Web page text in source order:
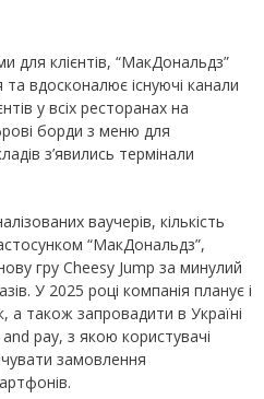
клієнтів, “МакДональдз”
вдосконалює існуючі канали
у всіх ресторанах на
борди з меню для
з’явились термінали
ваучерів, кількість
“МакДональдз”,
гру Cheesy Jump за минулий
У 2025 році компанія планує і
а також запровадити в Україні
pay, з якою користувачі
замовлення